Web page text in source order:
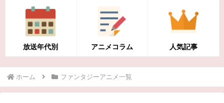
放送年代別 アニメコラム 人気記事
ホーム ファンタジーアニメ一覧